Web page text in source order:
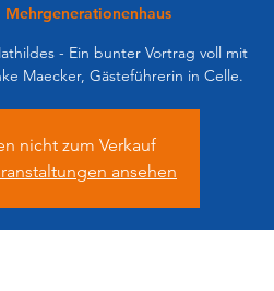
Mehrgenerationenhaus
- Ein bunter Vortrag voll mit
Maecker, Gästeführerin in Celle.
nicht zum Verkauf
ansehen